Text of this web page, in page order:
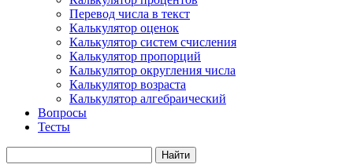
Перевод числа в текст
Калькулятор оценок
Калькулятор систем счисления
Калькулятор пропорций
Калькулятор округления числа
Калькулятор возраста
Калькулятор алгебраический
Вопросы
Тесты
Найти